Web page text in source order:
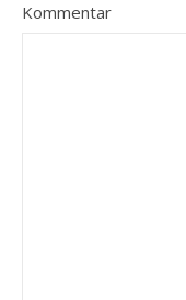
Kommentar